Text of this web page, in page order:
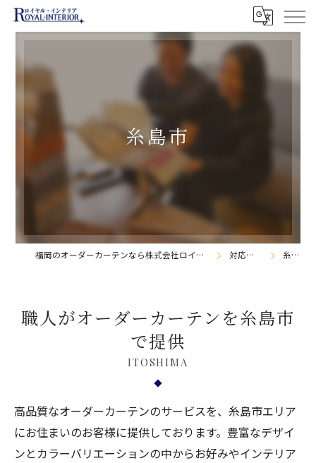
糸島市
福岡のオーダーカーテンなら株式会社ロイヤル・インテリア 対応エリア 糸島市
職人がオーダーカーテンを糸島市
で提供
ITOSHIMA
高品質なオーダーカーテンのサービスを、糸島市エリア
にお住まいのお客様に提供しております。豊富なデザイ
ンとカラーバリエーションの中からお好みやインテリア